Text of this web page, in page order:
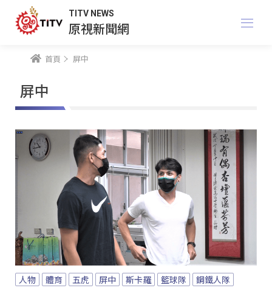
TITV NEWS
原視新聞網
首頁 屏中
屏中
人物 體育 五虎 屏中 斯卡羅 籃球隊 鋼鐵人隊